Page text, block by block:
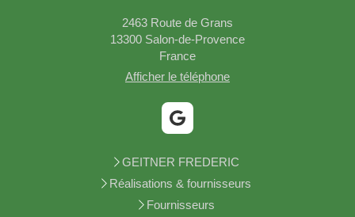
2463 Route de Grans
13300 Salon-de-Provence
France
Afficher le téléphone
GEITNER FREDERIC
Réalisations & fournisseurs
Fournisseurs